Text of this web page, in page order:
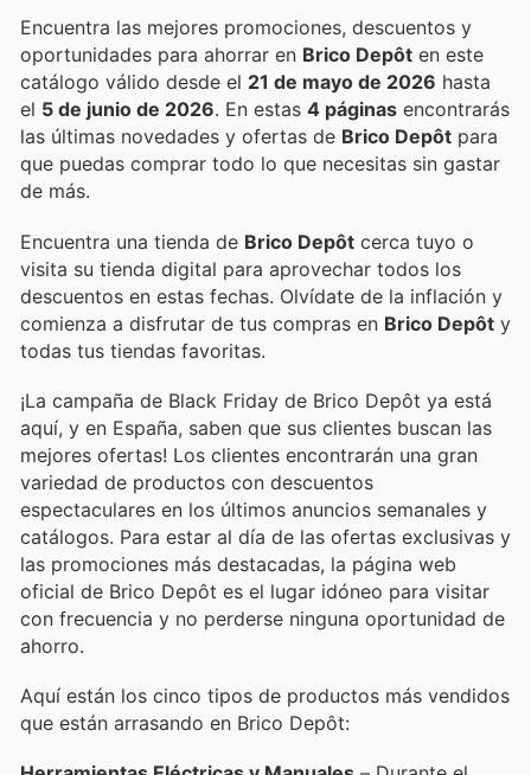
Encuentra las mejores promociones, descuentos y
oportunidades para ahorrar en Brico Depôt en este
catálogo válido desde el 21 de mayo de 2026 hasta
el 5 de junio de 2026 . En estas 4 páginas encontrarás
las últimas novedades y ofertas de Brico Depôt para
que puedas comprar todo lo que necesitas sin gastar
de más.
Encuentra una tienda de Brico Depôt cerca tuyo o
visita su tienda digital para aprovechar todos los
descuentos en estas fechas. Olvídate de la inflación y
comienza a disfrutar de tus compras en Brico Depôt y
todas tus tiendas favoritas.
¡La campaña de Black Friday de Brico Depôt ya está
aquí, y en España, saben que sus clientes buscan las
mejores ofertas! Los clientes encontrarán una gran
variedad de productos con descuentos
espectaculares en los últimos anuncios semanales y
catálogos. Para estar al día de las ofertas exclusivas y
las promociones más destacadas, la página web
oficial de Brico Depôt es el lugar idóneo para visitar
con frecuencia y no perderse ninguna oportunidad de
ahorro.
Aquí están los cinco tipos de productos más vendidos
que están arrasando en Brico Depôt: